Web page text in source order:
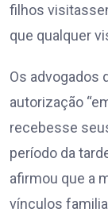
filhos
que qualquer
Os advogados
autorização
recebesse
período da
afirmou que a
vínculos